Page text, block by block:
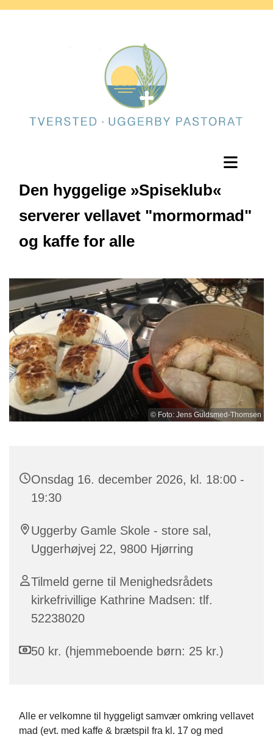
Den hyggelige »Spiseklub«
serverer vellavet "mormormad"
og kaffe for alle
© Foto: Jens Guldsmed-Thomsen
Onsdag 16. december 2026, kl. 18:00 -
19:30
Uggerby Gamle Skole - store sal,
Uggerhøjvej 22, 9800 Hjørring
Tilmeld gerne til Menighedsrådets
kirkefrivillige Kathrine Madsen: tlf.
52238020
50 kr. (hjemmeboende børn: 25 kr.)
Alle er velkomne til hyggeligt samvær omkring vellavet
mad (evt. med kaffe & brætspil fra kl. 17 og med